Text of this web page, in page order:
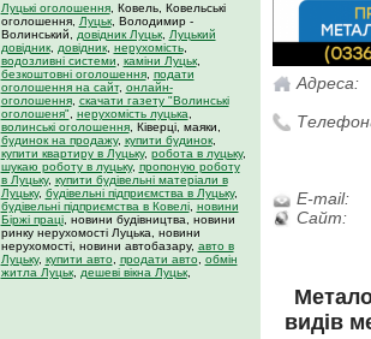
Луцькі оголошення, Ковель, Ковельські
оголошення,
Луцьк, Володимир -
Волинський,
довідник Луцьк,
Луцький
довідник, довідник, нерухомість,
водозливні системи
каміни Луцьк,
безкоштовні оголошення, подати
оголошення на сайт, онлайн-
оголошення, скачати газету "Волинські
оголошеня"
нерухомість луцька
волинські оголошення, Ківерці, маяки,
будинок на продажу, купити будинок,
купити квартиру в Луцьку, робота в луцьку,
шукаю роботу в луцьку, пропоную роботу
в Луцьку, купити будівельні матеріали в
Луцьку, будівельні підприємства в Луцьку,
будівельні підприємства в Ковелі, новини
Біржі праці, новини будівництва, новини
ринку нерухомості Луцька, новини
нерухомості, новини автобазару, авто в
Луцьку, купити авто, продати авто, обмін
житла Луцьк, дешеві вікна Луцьк,
Адреса:
E-mail:
Сайт:
видів